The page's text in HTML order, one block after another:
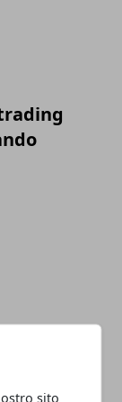
sito
come